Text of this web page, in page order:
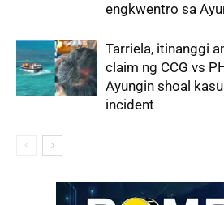
engkwentro sa
Tarriela, itinanggi
claim ng CCG vs
Ayungin shoal
incident